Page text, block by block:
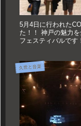
5月4日に行われた
た！！ 神戸の魅力
フェスティバルです
久世と音楽